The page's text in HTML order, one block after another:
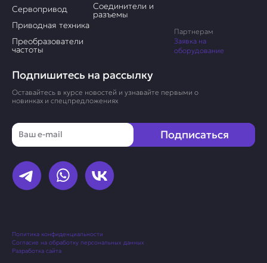
Подпишитесь на рассылку
Оставайтесь в курсе новостей и узнавайте первыми о
новинках и спецпредложениях
Email
Подписаться
Политика конфиденциальности
Согласие на обработку персональных данных
Разработка сайта
Сервопривод
Приводная техника
Преобразователи
частоты
Соединители и
разъемы
Партнерам
Заявка на
оборудование